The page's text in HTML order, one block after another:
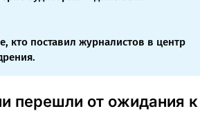
кто поставил журналистов в центр
перешли от ожидания к